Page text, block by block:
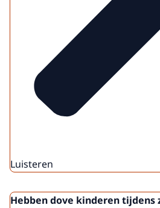
Luisteren
Hebben dove kinderen tijdens